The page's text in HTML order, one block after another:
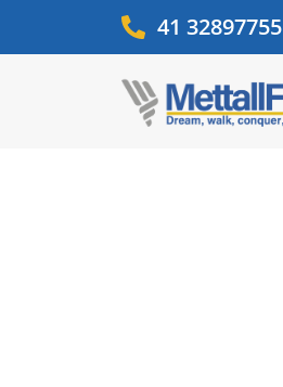
41 32897755